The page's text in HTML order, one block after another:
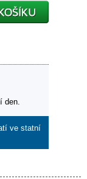
den.
ve statní